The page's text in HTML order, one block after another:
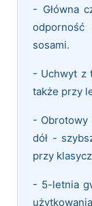
- Główna
odporność
sosami.
- Uchwyt z
także przy
- Obrotowy
dół -
przy
- 5-letnia